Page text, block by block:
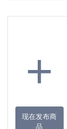
+
现在发布商
品